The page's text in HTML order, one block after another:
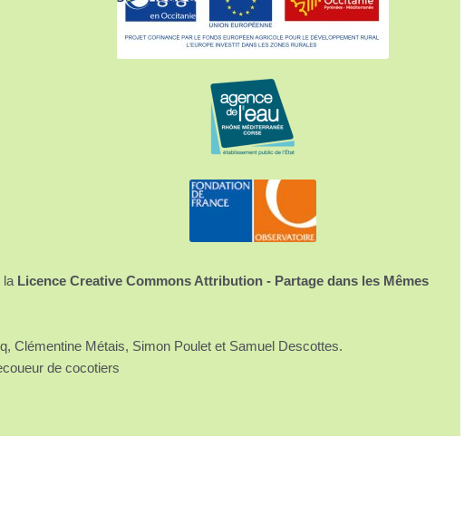
la Licence Creative Commons Attribution - Partage dans les Mêmes
Clémentine Métais, Simon Poulet et Samuel Descottes.
de cocotiers